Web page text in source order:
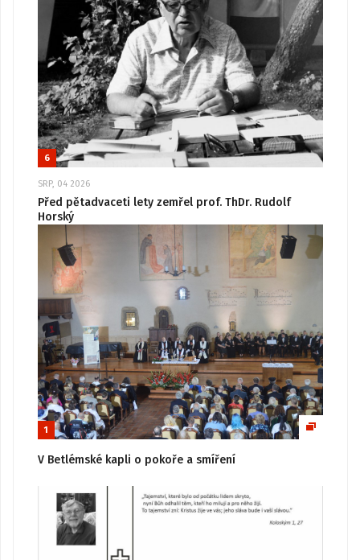
6
SRP, 04 2026
Před pětadvaceti lety zemřel prof. ThDr. Rudolf
Horský
1
V Betlémské kapli o pokoře a smíření